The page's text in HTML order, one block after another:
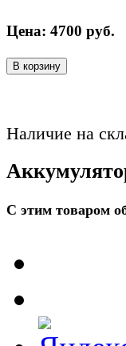
Цена: 4700 руб.
В корзину
Наличие на
С этим товаром